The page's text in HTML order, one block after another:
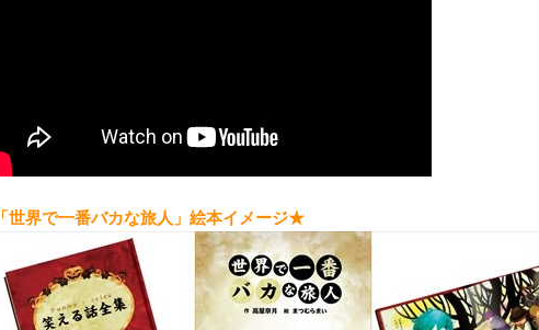
「世界で一番バカな旅人」絵本イメージ★